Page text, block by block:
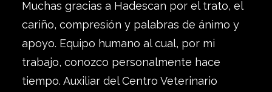
Muchas gracias a Hadescan por el trato, el
cariño, compresión y palabras de ánimo y
apoyo. Equipo humano al cual, por mi
trabajo, conozco personalmente hace
tiempo. Auxiliar del Centro Veterinario